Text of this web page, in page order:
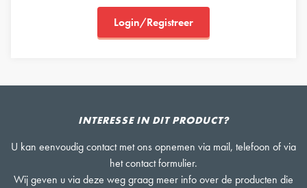
Login/Registreer
INTERESSE IN DIT PRODUCT?
U kan eenvoudig contact met ons opnemen via mail, telefoon of via
het contact formulier.
Wij geven u via deze weg graag meer info over de producten die